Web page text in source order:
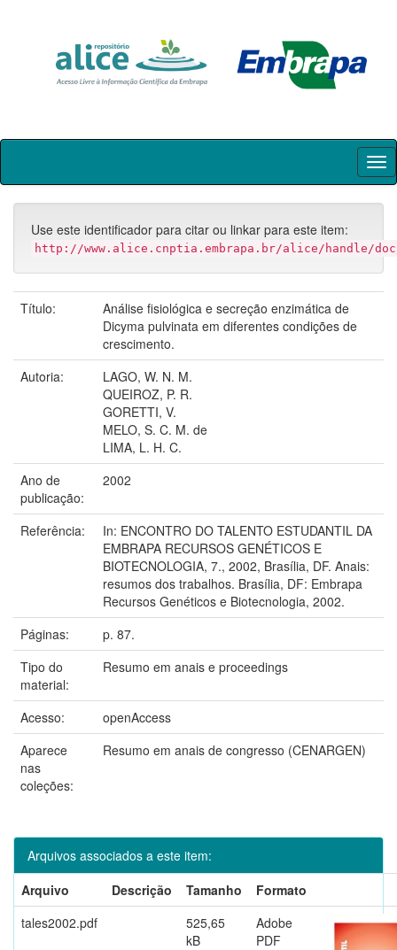
Skip
Use este identificador para citar ou linkar para este item:
http://www.alice.cnptia.embrapa.br/alice/handle/
Título:
Análise fisiológica e secreção enzimática de
Dicyma pulvinata em diferentes condições de
crescimento.
Autoria:
LAGO, W. N. M.
QUEIROZ, P. R.
GORETTI, V.
MELO, S. C. M. de
LIMA, L. H. C.
Ano de
publicação:
2002
Referência:
In: ENCONTRO DO TALENTO ESTUDANTIL DA
EMBRAPA RECURSOS GENÉTICOS E
BIOTECNOLOGIA, 7., 2002, Brasília, DF. Anais:
resumos dos trabalhos. Brasília, DF: Embrapa
Recursos Genéticos e Biotecnologia, 2002.
Páginas:
p. 87.
Tipo do
material:
Resumo em anais e proceedings
Acesso:
openAccess
Aparece
nas
coleções:
Resumo em anais de congresso (CENARGEN)
Arquivos associados a este item:
Arquivo
Descrição Tamanho
Formato
tales2002.pdf
525,65
kB
Adobe
PDF